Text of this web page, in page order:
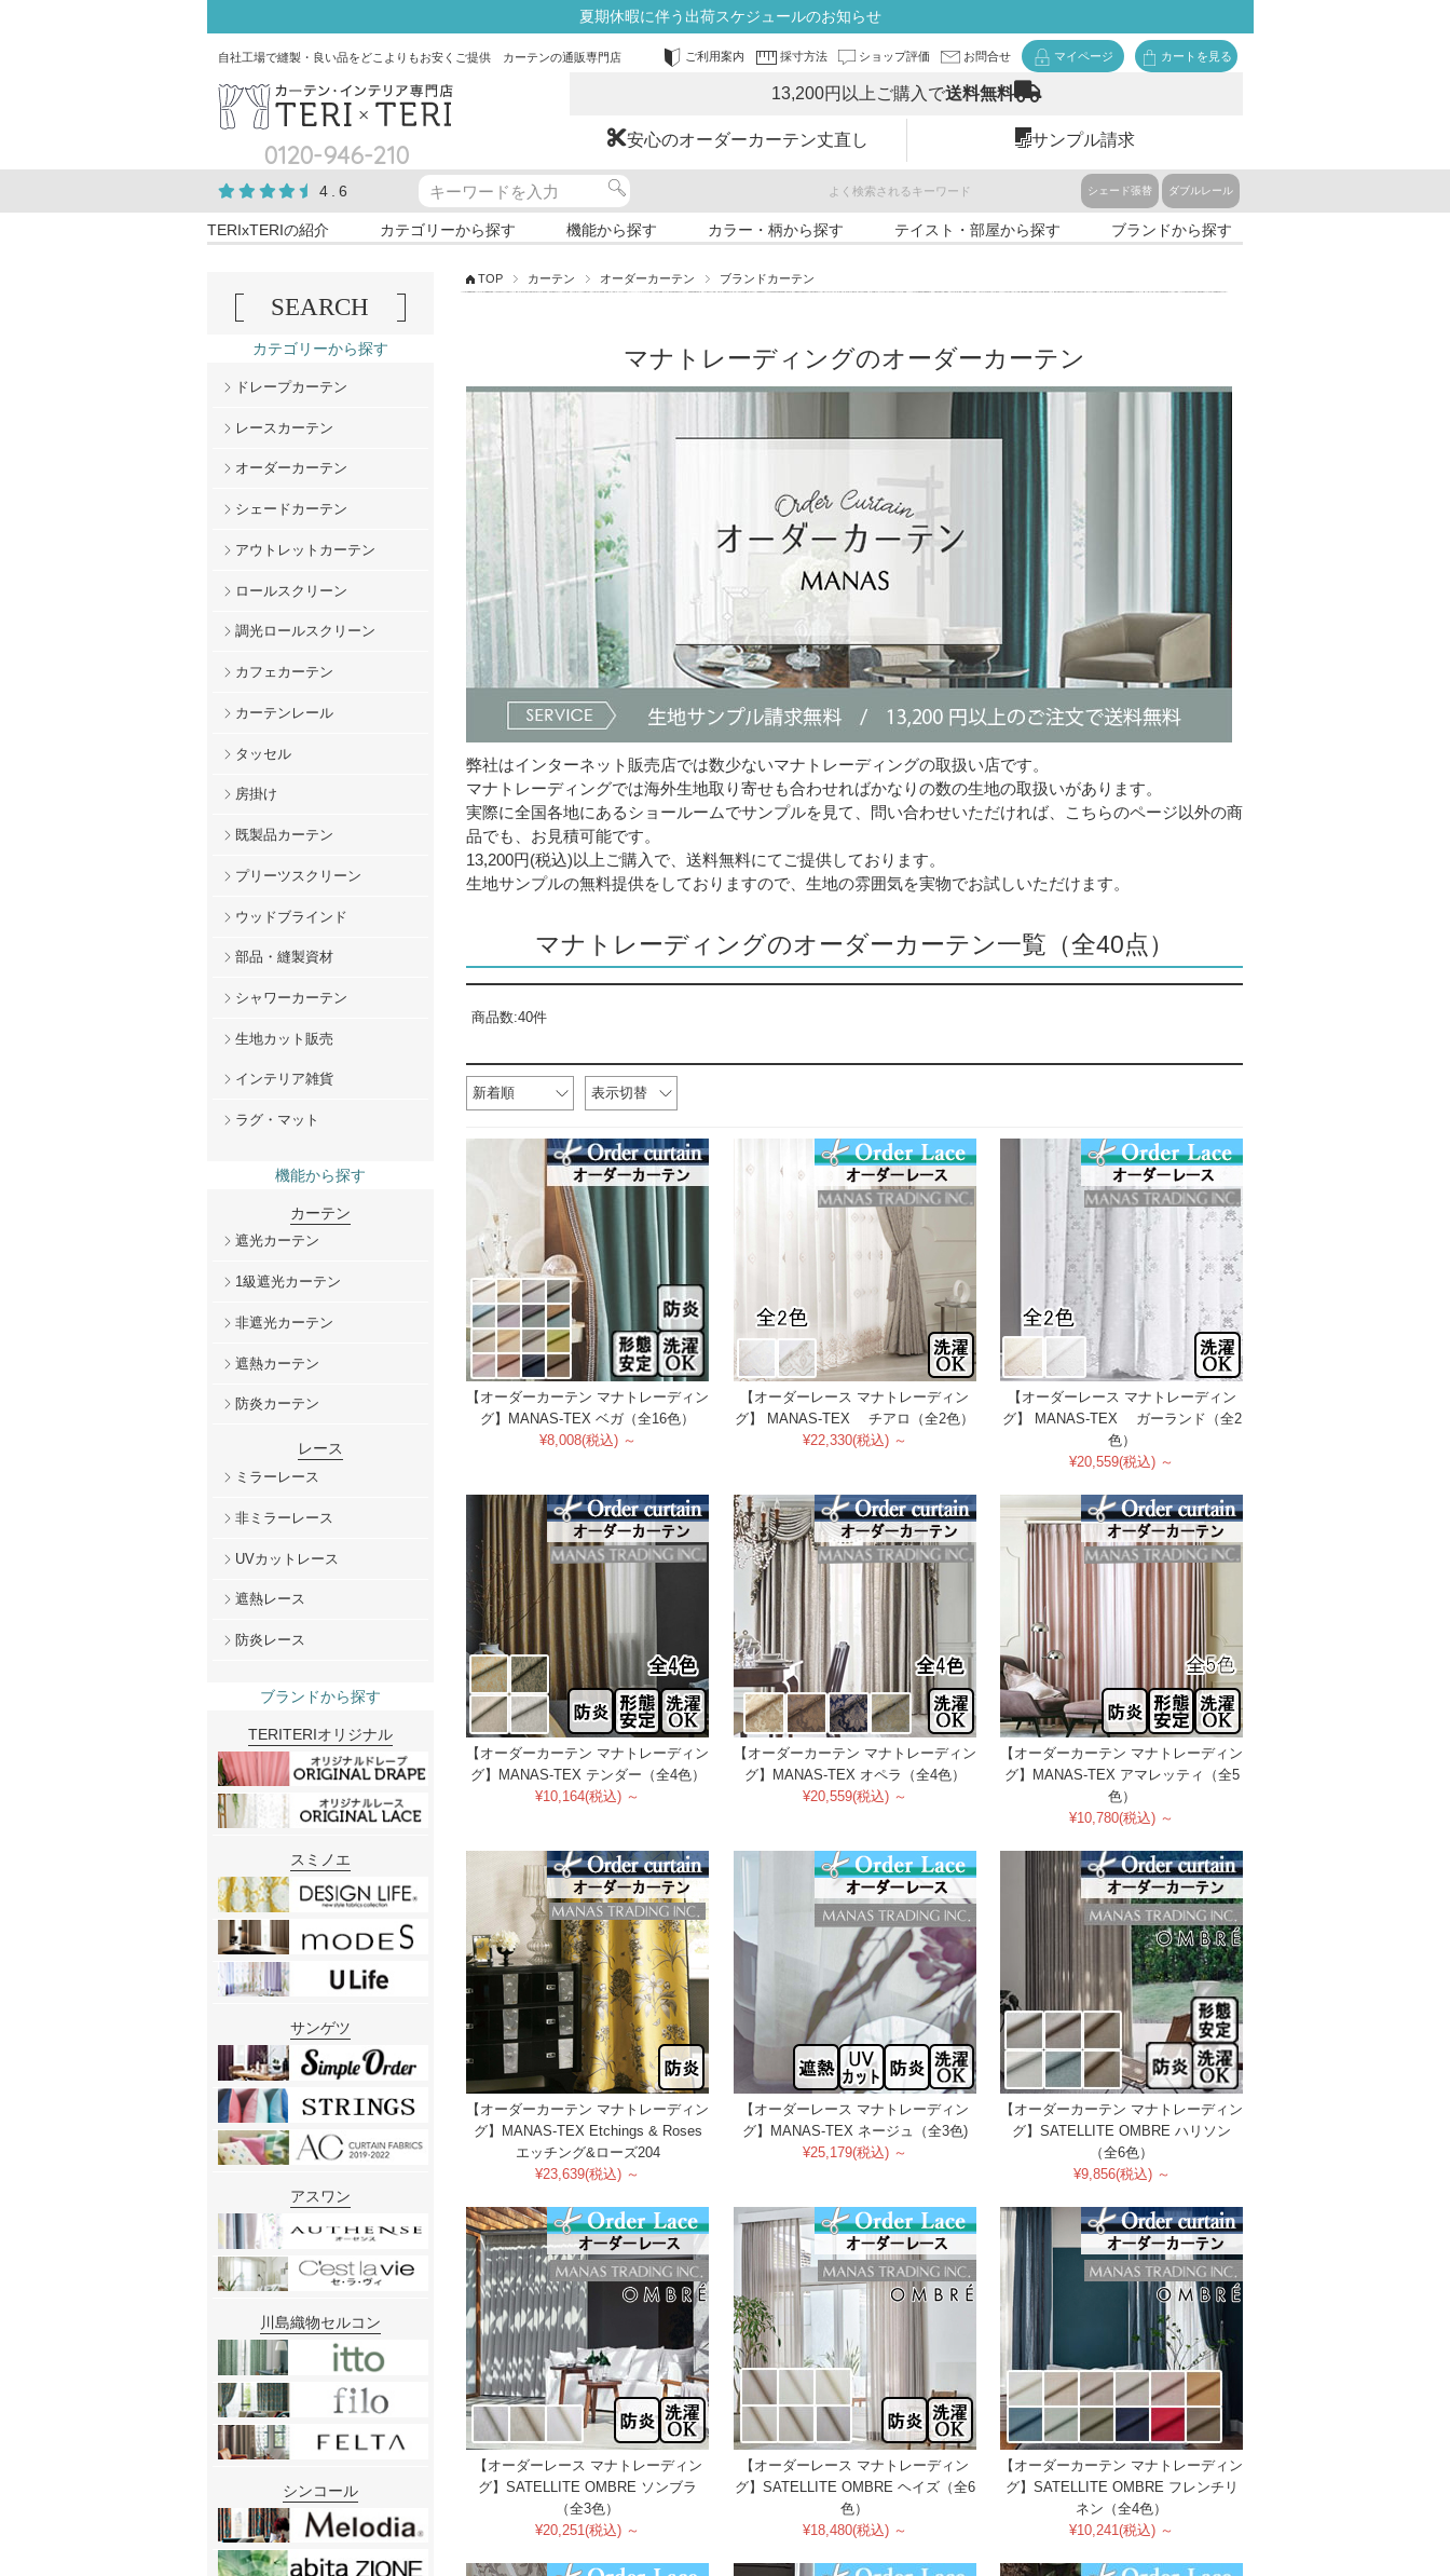
夏期休暇に伴う出荷スケジュールのお知らせ
自社工場で縫製・良い品をどこよりもお安くご提供 カーテンの通販専門店 ご利用案内 採寸方法 ショップ評価 お問合せ マイページ カートを見る
0120-946-210
13,200円以上ご購入で送料無料
安心のオーダーカーテン丈直し サンプル請求
4.6 よく検索されるキーワード シェード張替 ダブルレール
TERIxTERIの紹介 カテゴリーから探す 機能から探す カラー・柄から探す テイスト・部屋から探す ブランドから探す
TOP カーテン オーダーカーテン ブランドカーテン
マナトレーディングのオーダーカーテン
弊社はインターネット販売店では数少ないマナトレーディングの取扱い店です。
マナトレーディングでは海外生地取り寄せも合わせればかなりの数の生地の取扱いがあります。
実際に全国各地にあるショールームでサンプルを見て、問い合わせいただければ、こちらのページ以外の商
品でも、お見積可能です。
13,200円(税込)以上ご購入で、送料無料にてご提供しております。
生地サンプルの無料提供をしておりますので、生地の雰囲気を実物でお試しいただけます。
マナトレーディングのオーダーカーテン一覧（全40点）
商品数:40件
新着順 表示切替
【オーダーカーテン マナトレーディン
グ】MANAS-TEX ベガ（全16色）
¥8,008(税込) ～
【オーダーレース マナトレーディン
グ】 MANAS-TEX チアロ（全2色）
¥22,330(税込) ～
【オーダーレース マナトレーディン
グ】 MANAS-TEX ガーランド（全2
色）
¥20,559(税込) ～
【オーダーカーテン マナトレーディン
グ】MANAS-TEX テンダー（全4色）
¥10,164(税込) ～
【オーダーカーテン マナトレーディン
グ】MANAS-TEX オペラ（全4色）
¥20,559(税込) ～
【オーダーカーテン マナトレーディン
グ】MANAS-TEX アマレッティ（全5
色）
¥10,780(税込) ～
【オーダーカーテン マナトレーディン
グ】MANAS-TEX Etchings & Roses
エッチング&ローズ204
¥23,639(税込) ～
【オーダーレース マナトレーディン
グ】MANAS-TEX ネージュ（全3色)
¥25,179(税込) ～
【オーダーカーテン マナトレーディン
グ】SATELLITE OMBRE ハリソン
（全6色）
¥9,856(税込) ～
【オーダーレース マナトレーディン
グ】SATELLITE OMBRE ソンブラ
（全3色）
¥20,251(税込) ～
【オーダーレース マナトレーディン
グ】SATELLITE OMBRE ヘイズ（全6
色）
¥18,480(税込) ～
【オーダーカーテン マナトレーディン
グ】SATELLITE OMBRE フレンチリ
ネン（全4色）
¥10,241(税込) ～
SEARCH
カテゴリーから探す
ドレープカーテン
レースカーテン
オーダーカーテン
シェードカーテン
アウトレットカーテン
ロールスクリーン
調光ロールスクリーン
カフェカーテン
カーテンレール
タッセル
房掛け
既製品カーテン
プリーツスクリーン
ウッドブラインド
部品・縫製資材
シャワーカーテン
生地カット販売
インテリア雑貨
ラグ・マット
機能から探す
カーテン
遮光カーテン
1級遮光カーテン
非遮光カーテン
遮熱カーテン
防炎カーテン
レース
ミラーレース
非ミラーレース
UVカットレース
遮熱レース
防炎レース
ブランドから探す
TERITERIオリジナル
スミノエ
サンゲツ
アスワン
川島織物セルコン
シンコール